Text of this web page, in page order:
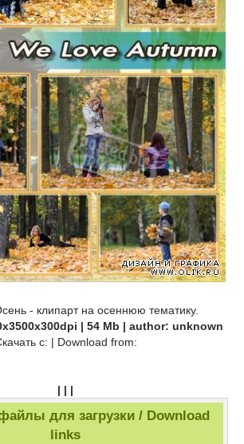
- клипарт на осеннюю тематику.
| 54 Mb | author: unknown
c: | Download from:
| | |
для загрузки / Download
links